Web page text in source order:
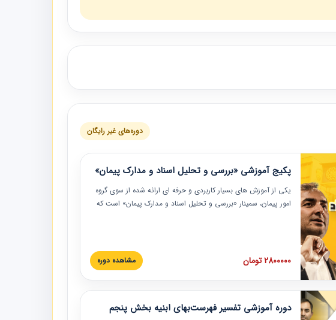
دوره‌های غیر رایگان
پکیج آموزشی «بررسی و تحلیل اسناد و مدارک پیمان»
یکی از آموزش‏‏‏‏‏‏ های بسیار کاربردی و حرفه‏ ای ارائه شده از سوی گروه
امور پیمان، سمینار «بررسی و تحلیل اسناد و مدارک پیمان» است که
عملی در این خصوص ارائه شده است.
2800000 تومان مشاهده دوره
دوره آموزشی تفسیر فهرست‌بهای ابنیه بخش پنجم